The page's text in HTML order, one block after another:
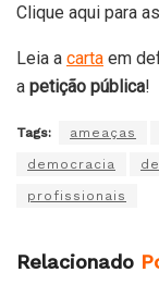
Clique aqui para
Leia a carta em
a petição pública!
Tags: ameaças
democracia
profissionais
Relacionado